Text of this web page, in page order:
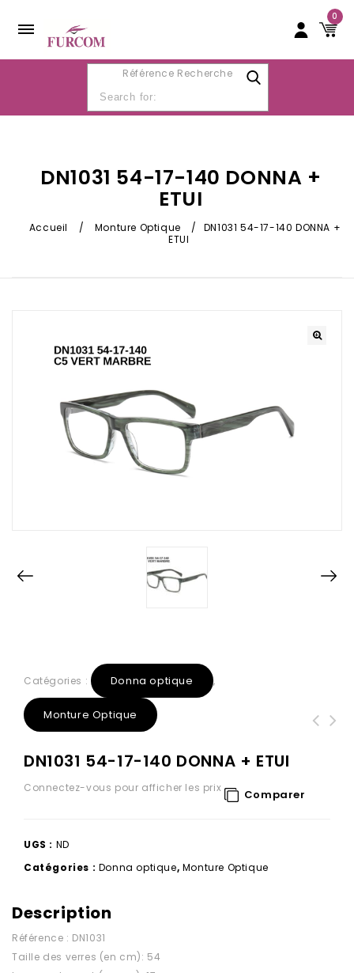
0
Référence Recherche
DN1031 54-17-140 DONNA +
ETUI
Accueil / Monture Optique /
DN1031 54-17-140 DONNA +
ETUI
Catégories : Donna optique ,
Monture Optique
DN1031 54-17-140 DONNA + ETUI
Connectez-vous pour afficher les prix Comparer
UGS : ND
Catégories : Donna optique, Monture Optique
Description
Référence : DN1031
Taille des verres (en cm): 54